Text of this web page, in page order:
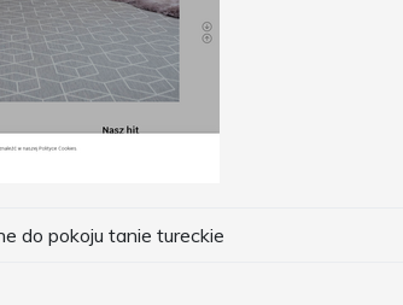
do pokoju tanie tureckie